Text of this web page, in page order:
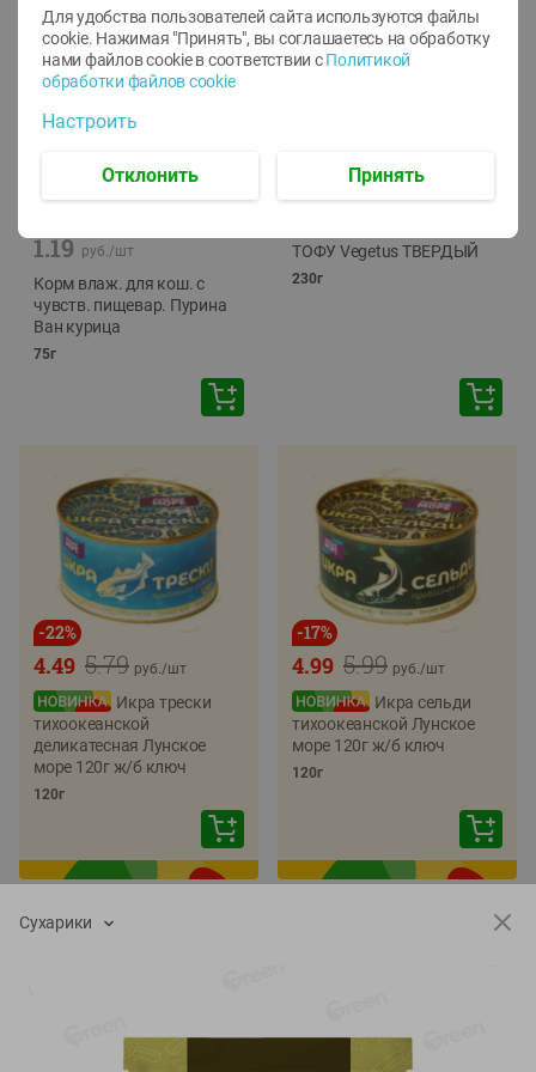
1.19 руб./шт
Корм влаж. для кош. с
чувств. пищевар. Пурина
Ван курица
75г
ТОФУ Vegetus ТВЕРДЫЙ
230г
-22%
5.79
4.49 руб./шт
Икра трески
тихоокеанской
деликатесная Лунское
море 120г ж/б ключ
120г
-17%
5.99
4.99 руб./шт
Икра сельди
тихоокеанской Лунское
море 120г ж/б ключ
120г
Сухарики
Для удобства пользователей сайта используются файлы
cookie. Нажимая "Принять", вы соглашаетесь на обработку
нами файлов cookie в соответствии с Политикой
обработки файлов cookie
Настроить
Отклонить Принять